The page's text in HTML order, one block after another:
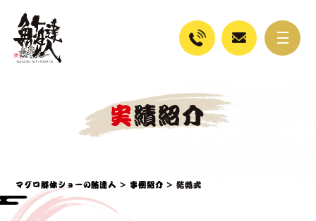
実績紹介
マグロ解体ショーの鮪達人 > 事例紹介 >結婚式